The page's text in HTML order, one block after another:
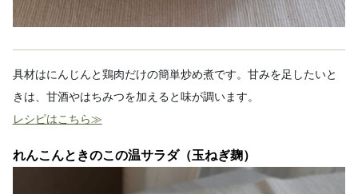
具材はにんじんと鶏肉だけの簡単炒め煮です。甘みを足したいと
きは、甘酒やはちみつを加えると味が調います。
レシピはこちら≫
れんこんときのこの温サラダ（玉ねぎ麹）